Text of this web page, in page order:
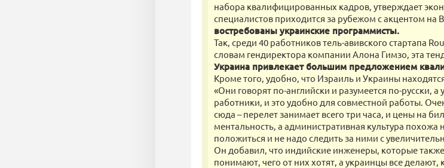
набора квалифицированных кадров, утверждает
специалистов приходится за рубежом с акцентом на
востребованы украинские программисты.
Так, среди 40 работников тель-авивского стартапа
словам гендиректора компании Алона Гимзо, эта
Украина привлекает большим предложением
Кроме того, удобно, что Израиль и Украины
«Они говорят по-английски и разумеется по-русски, а
работники, и это удобно для совместной работы.
сюда – перелет занимает всего три часа, и цены на
ментальность, а административная культура
положиться и не надо следить за ними с
Он добавил, что индийские инженеры, которые
понимают, чего от них хотят, а украинцы все делают,